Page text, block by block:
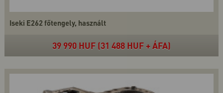
Iseki E262 főtengely, használt
39 990 HUF (31 488 HUF + ÁFA)